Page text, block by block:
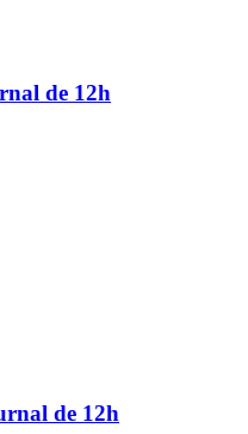
de 12h
de 12h